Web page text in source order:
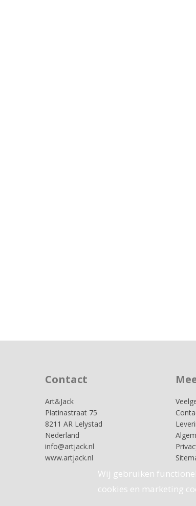
Wij gebruiken
cookies en marketing
Contact
Art&Jack
Platinastraat 75
8211 AR Lelystad
Nederland
info@artjack.nl
www.artjack.nl